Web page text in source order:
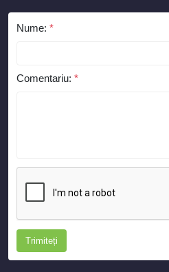
Nume: *
Comentariu: *
Trimiteți